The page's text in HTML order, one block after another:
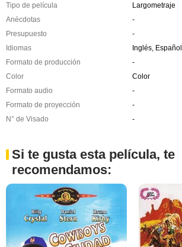
Tipo de película
Largometraje
Anécdotas
-
Presupuesto
-
Idiomas
Inglés, Español
Formato de producción
-
Color
Color
Formato audio
-
Formato de proyección
-
N° de Visado
-
Si te gusta esta película, te
recomendamos: